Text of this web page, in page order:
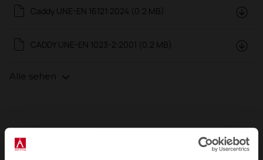
Caddy UNE-EN 16121:2024 (0.2 MB)
CADDY UNE-EN 1023-2:2001 (0.2 MB)
Alle sehen
Weniger Lärm